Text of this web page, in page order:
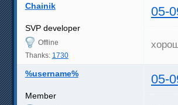
Chainik 05-
SVP developer
Offline
Thanks: 1730
%username% 05-
Member